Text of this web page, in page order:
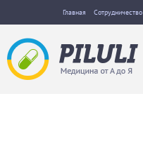
Главная Сотрудничество